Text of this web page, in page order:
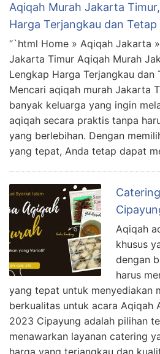
Aqiqah Murah Jakarta
Harga Terjangkau dan Tetap
“`html Home » Aqiqah Jakarta
Jakarta Timur Aqiqah Murah
Lengkap Harga Terjangkau dan
Mencari aqiqah murah Jakarta
banyak keluarga yang ingin
aqiqah secara praktis tanpa
yang berlebihan. Dengan
yang tepat, Anda tetap dapat
Aqiqah
khusus
dengan
harus
yang tepat untuk menyediakan
berkualitas untuk acara Aqiqah
2023 Cipayung adalah pilihan
menawarkan layanan catering